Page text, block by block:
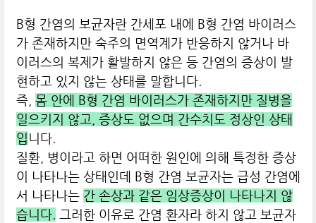
B형 간염의 보균자란 간세포 내에 B형 간염 바이러스
가 존재하지만 숙주의 면역계가 반응하지 않거나 바
이러스의 복제가 활발하지 않은 등 간염의 증상이 발
현하고 있지 않는 상태를 말합니다.
즉, 몸 안에 B형 간염 바이러스가 존재하지만 질병을
일으키지 않고, 증상도 없으며 간수치도 정상인 상태
입 니다.
질환, 병이라고 하면 어떠한 원인에 의해 특정한 증상
이 나타나는 상태인데 B형 간염 보균자는 급성 간염에
서 나타나는 간 손상과 같은 임상증상이 나타나지 않
습니다. 그러한 이유로 간염 환자라 하지 않고 보균자